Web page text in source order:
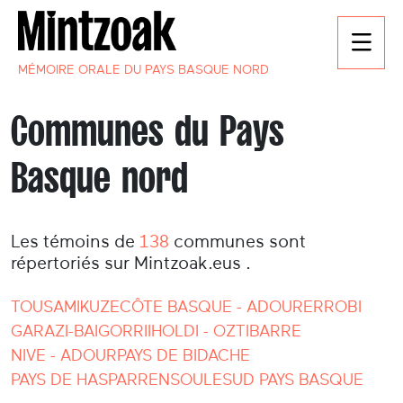
MÉMOIRE ORALE DU PAYS BASQUE NORD
Communes du Pays
Basque nord
Les témoins de 138 communes sont
répertoriés sur Mintzoak.eus .
TOUSAMIKUZECÔTE BASQUE - ADOURERROBI
GARAZI-BAIGORRI IHOLDI - OZTIBARRE
NIVE - ADOURPAYS DE BIDACHE
PAYS DE HASPARREN SOULESUD PAYS BASQUE